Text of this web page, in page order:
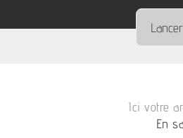
Ici votre
En